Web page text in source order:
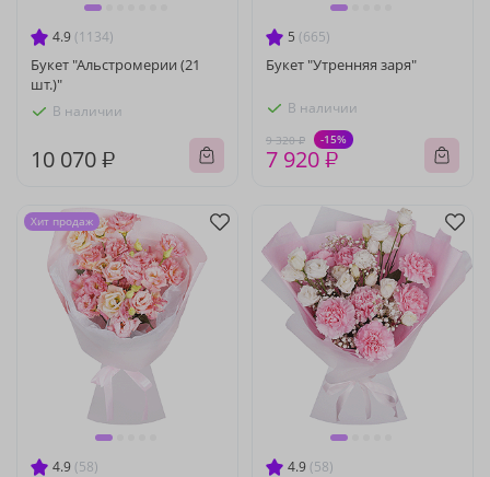
4.9 (1134)
Букет "Альстромерии (21
шт.)"
В наличии
10 070 ₽
5 (665)
Букет "Утренняя заря"
В наличии
9 320 ₽ -15%
7 920 ₽
4.9 (58)
Хит продаж
4.9 (58)